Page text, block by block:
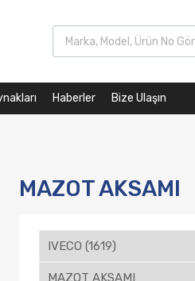
Haberler Bize Ulaşın
MAZOT AKSAMI